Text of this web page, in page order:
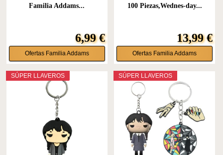
Familia Addams...
6,99 €
Ofertas Familia Addams
100 Piezas,Wednes-day...
13,99 €
Ofertas Familia Addams
SÚPER LLAVEROS SÚPER LLAVEROS